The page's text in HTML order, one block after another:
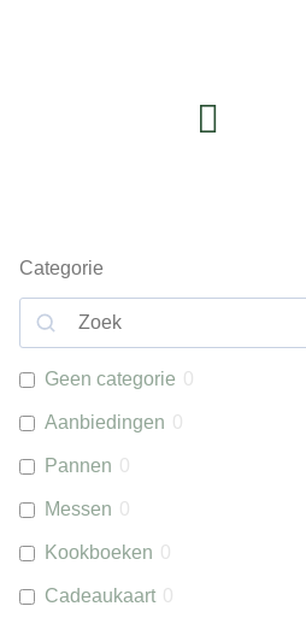
Categorie
Geen categorie 0
Aanbiedingen 0
Pannen 0
Messen 0
Kookboeken 0
Cadeaukaart 0